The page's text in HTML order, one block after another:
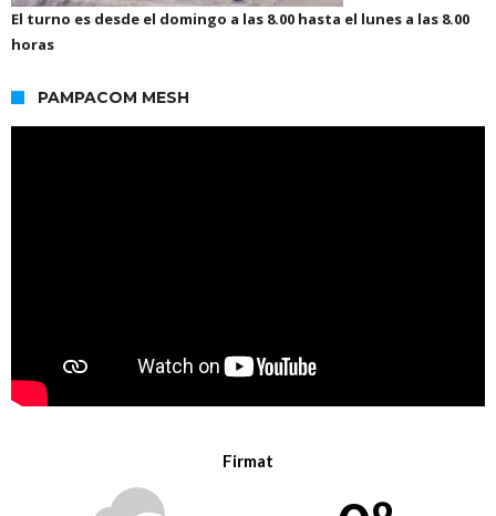
El turno es desde el domingo a las 8.00 hasta el lunes a las 8.00
horas
PAMPACOM MESH
Firmat